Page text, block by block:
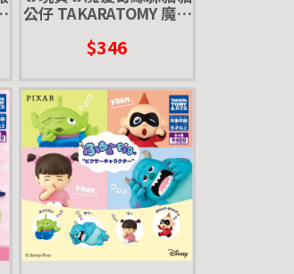
公仔 TAKARATOMY 魔法
色龍帕斯卡 白馬麥西瑪
$346